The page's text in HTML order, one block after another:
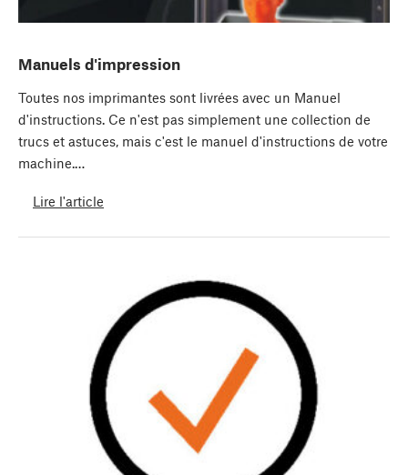
Manuels d'impression
Toutes nos imprimantes sont livrées avec un Manuel
d'instructions. Ce n'est pas simplement une collection de
trucs et astuces, mais c'est le manuel d'instructions de votre
machine.…
Lire l'article